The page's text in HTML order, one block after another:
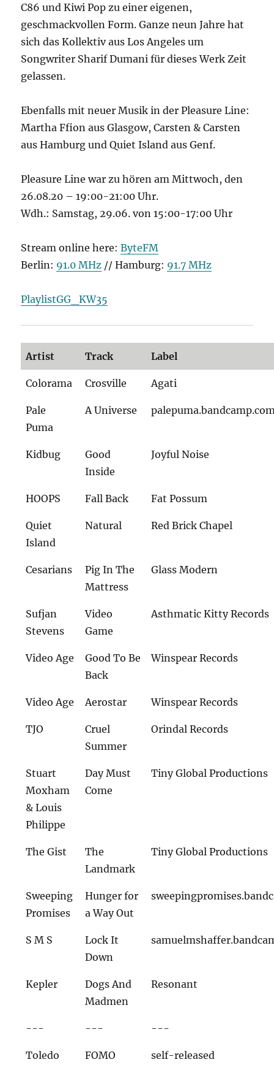
C86 und Kiwi Pop zu einer eigenen,
geschmackvollen Form. Ganze neun Jahre hat
sich das Kollektiv aus Los Angeles um
Songwriter Sharif Dumani für dieses Werk Zeit
gelassen.
Ebenfalls mit neuer Musik in der Pleasure Line:
Martha Ffion aus Glasgow, Carsten & Carsten
aus Hamburg und Quiet Island aus Genf.
Pleasure Line war zu hören am Mittwoch, den
26.08.20 – 19:00-21:00 Uhr.
Wdh.: Samstag, 29.06. von 15:00-17:00 Uhr
Stream online here:ByteFM
Berlin: 91.0 MHz // Hamburg: 91.7 MHz
PlaylistGG_KW35
Artist Track Label
Colorama Crosville Agati
Pale
Puma
A Universe
Kidbug
Good
Inside
Joyful Noise
HOOPS Fall Back Fat Possum
Quiet
Island
Natural Red Brick Chapel
Cesarians
Pig In The
Mattress
Glass Modern
Sufjan
Stevens
Video
Game
Asthmatic Kitty Records
Video Age
Good To Be
Back
Winspear Records
Video Age Aerostar Winspear Records
TJO
Cruel
Summer
Orindal Records
Stuart
Moxham
& Louis
Philippe
Day Must
Come
Tiny Global Productions
The Gist
The
Landmark
Tiny Global Productions
Sweeping
Promises
Hunger for
a Way Out
S M S
Lock It
Down
Kepler
Dogs And
Madmen
Resonant
--- --- ---
Toledo FOMO self-released